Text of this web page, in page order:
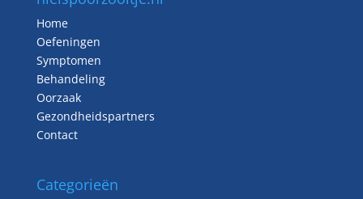
Home
Oefeningen
Symptomen
Behandeling
Oorzaak
Gezondheidspartners
Contact
Categorieën